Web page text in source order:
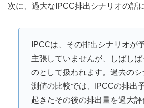
次に、過大なIPCC排出シナリオの話
IPCCは、その排出シナリオが
主張していませんが、しばしば
のとして扱われます。過去の
測値の比較では、IPCCの排出
起きたその後の排出量を過大